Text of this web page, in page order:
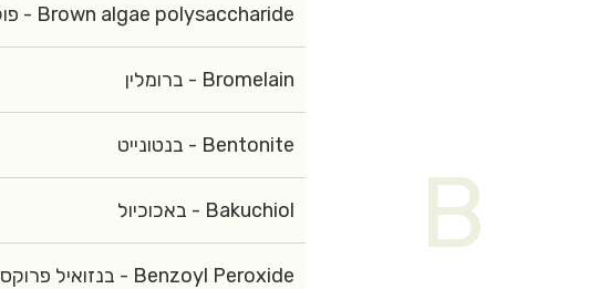
B
Brown algae polysaccharide - פולי סכריד מאצה חומה
Bromelain - ברומלין
Bentonite - בנטונייט
Bakuchiol - באכוכיול
Benzoyl Peroxide - בנזואיל פרוקסיד